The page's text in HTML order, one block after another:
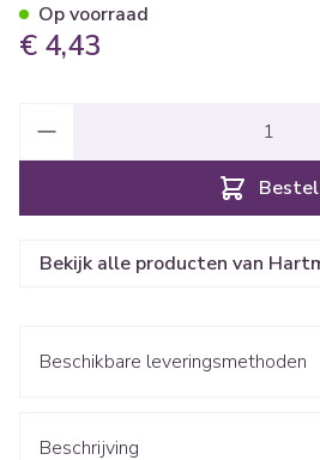
€ 4,43
Bestel
Op voorraad
Bekijk alle producten van
Beschikbare leveringsmethoden
Beschrijving